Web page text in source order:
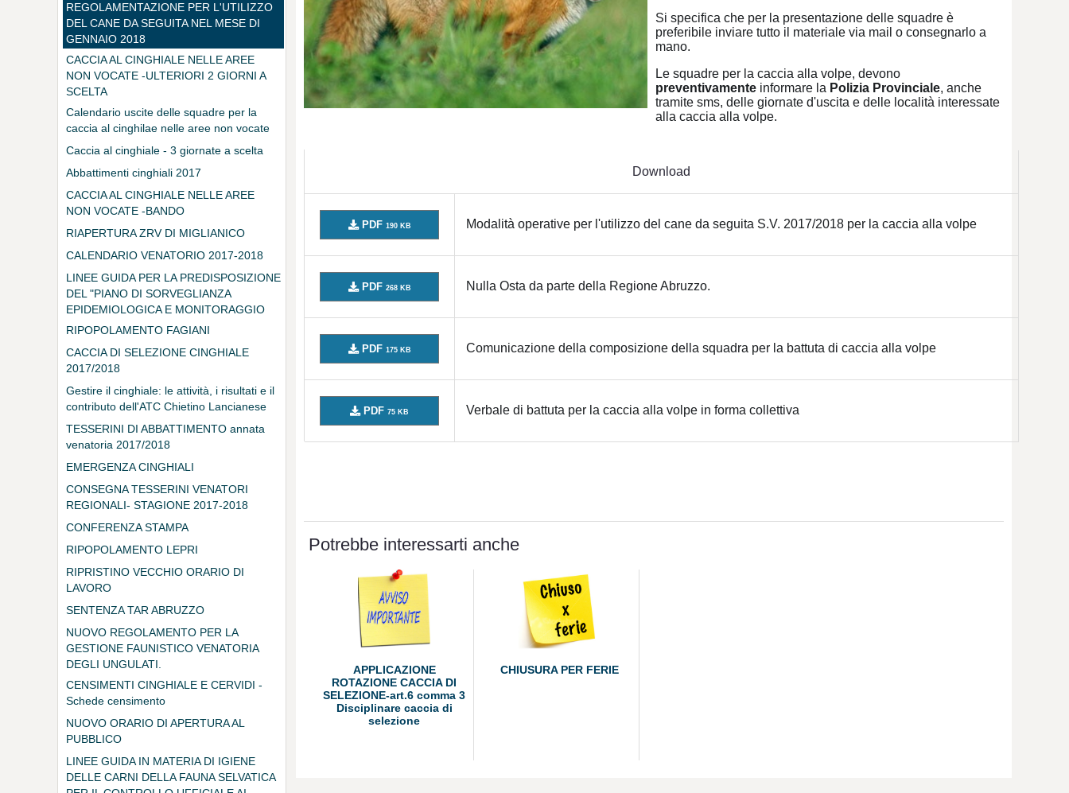
Si specifica che per la presentazione delle squadre è
preferibile inviare tutto il materiale via mail o consegnarlo a
mano.
Le squadre per la caccia alla volpe, devono
preventivamente informare la Polizia Provinciale, anche
tramite sms, delle giornate d'uscita e delle località interessate
alla caccia alla volpe.
Download
PDF 190 KB Modalità operative per l'utilizzo del cane da seguita S.V. 2017/2018 per la caccia alla volpe
PDF 268 KB Nulla Osta da parte della Regione Abruzzo.
PDF 175 KB Comunicazione della composizione della squadra per la battuta di caccia alla volpe
PDF 75 KB Verbale di battuta per la caccia alla volpe in forma collettiva
Potrebbe interessarti anche
APPLICAZIONE
ROTAZIONE CACCIA DI
SELEZIONE-art.6 comma 3
Disciplinare caccia di
selezione
CHIUSURA PER FERIE
REGOLAMENTAZIONE PER L'UTILIZZO
DEL CANE DA SEGUITA NEL MESE DI
GENNAIO 2018
CACCIA AL CINGHIALE NELLE AREE
NON VOCATE -ULTERIORI 2 GIORNI A
SCELTA
Calendario uscite delle squadre per la
caccia al cinghilae nelle aree non vocate
Caccia al cinghiale - 3 giornate a scelta
Abbattimenti cinghiali 2017
CACCIA AL CINGHIALE NELLE AREE
NON VOCATE -BANDO
RIAPERTURA ZRV DI MIGLIANICO
CALENDARIO VENATORIO 2017-2018
LINEE GUIDA PER LA PREDISPOSIZIONE
DEL "PIANO DI SORVEGLIANZA
EPIDEMIOLOGICA E MONITORAGGIO
DELLE MALATTIE SULLA FAUNA
RIPOPOLAMENTO FAGIANI
CACCIA DI SELEZIONE CINGHIALE
2017/2018
Gestire il cinghiale: le attività, i risultati e il
contributo dell'ATC Chietino Lancianese
TESSERINI DI ABBATTIMENTO annata
venatoria 2017/2018
EMERGENZA CINGHIALI
CONSEGNA TESSERINI VENATORI
REGIONALI- STAGIONE 2017-2018
CONFERENZA STAMPA
RIPOPOLAMENTO LEPRI
RIPRISTINO VECCHIO ORARIO DI
LAVORO
SENTENZA TAR ABRUZZO
NUOVO REGOLAMENTO PER LA
GESTIONE FAUNISTICO VENATORIA
DEGLI UNGULATI.
CENSIMENTI CINGHIALE E CERVIDI -
Schede censimento
NUOVO ORARIO DI APERTURA AL
PUBBLICO
LINEE GUIDA IN MATERIA DI IGIENE
DELLE CARNI DELLA FAUNA SELVATICA